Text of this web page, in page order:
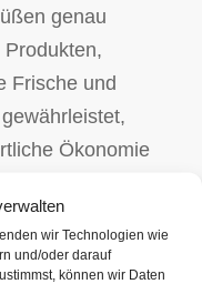
wir Technologien wie
und/oder darauf
können wir Daten
genau
Frische und
Ökonomie
Unternehmen
ökologische